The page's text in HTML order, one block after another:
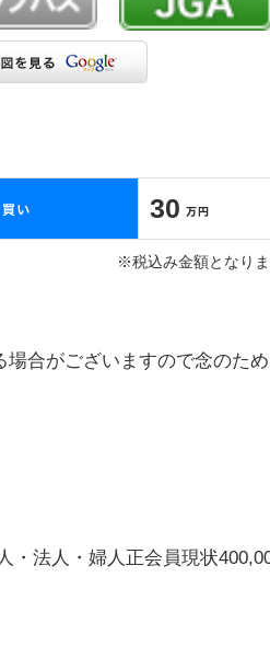
30
※税込み金額となり
合がございますので念のため
・法人・婦人正会員現状